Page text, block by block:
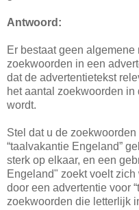
Antwoord:
Er bestaat geen algemene
zoekwoorden in een
dat de advertentietekst
het aantal zoekwoorden
wordt.
Stel dat u de zoekwoorden
“taalvakantie Engeland”
sterk op elkaar, en een
Engeland" zoekt voelt
door een advertentie voor
zoekwoorden die letterlijk